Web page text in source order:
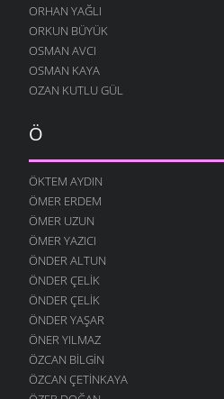
ORHAN YAĞLI
ORKUN BÜYÜK
OSMAN AVCI
OSMAN KAYA
OZAN KUTLU GÜL
Ö
ÖKTEM AYDIN
ÖMER ERDEM
ÖMER UZUN
ÖMER YAZICI
ÖNDER ALTUN
ÖNDER ÇELIK
ÖNDER ÇELIK
ÖNDER YAŞAR
ÖNER YILMAZ
ÖZCAN BILGIN
ÖZCAN ÇETINKAYA